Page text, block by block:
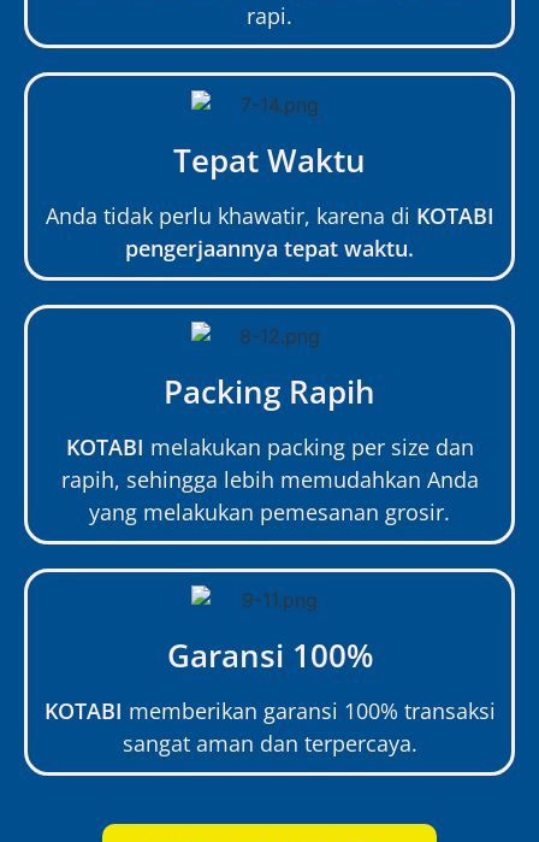
rapi.
Tepat Waktu
Anda tidak perlu khawatir, karena di KOTABI
pengerjaannya tepat waktu.
Packing Rapih
KOTABI melakukan packing per size dan
rapih, sehingga lebih memudahkan Anda
yang melakukan pemesanan grosir.
Garansi 100%
KOTABI memberikan garansi 100% transaksi
sangat aman dan terpercaya.